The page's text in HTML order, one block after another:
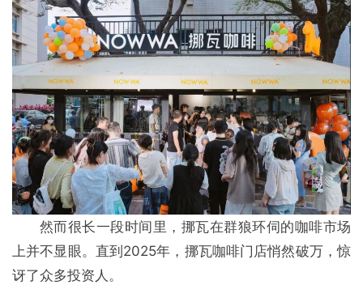
然而很长一段时间里，挪瓦在群狼环伺的咖啡市场
上并不显眼。直到2025年，挪瓦咖啡门店悄然破万，惊
讶了众多投资人。